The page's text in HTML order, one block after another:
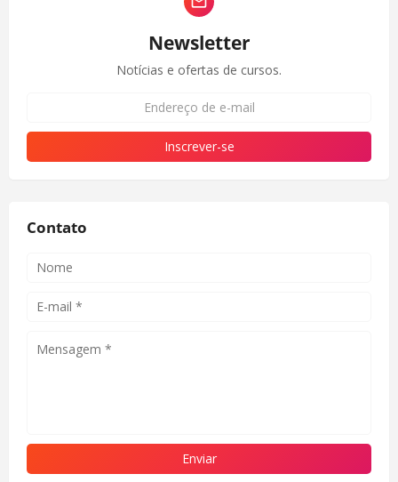
Newsletter
Notícias e ofertas de cursos.
Contato